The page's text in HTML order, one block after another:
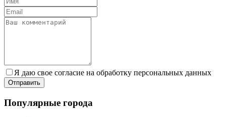
Я даю свое согласие на обработку персональных данных
Популярные города